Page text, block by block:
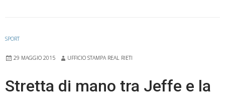
SPORT
29 MAGGIO 2015 UFFICIO STAMPA REAL RIETI
Stretta di mano tra Jeffe e la